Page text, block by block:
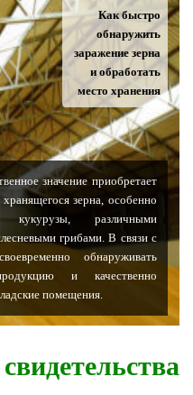
Как быстро
обнаружить
заражение зерна
и обработать
место хранения
значение приобретает
зерна, особенно
различными
грибами. В связи с
обнаруживать
и качественно
помещения.